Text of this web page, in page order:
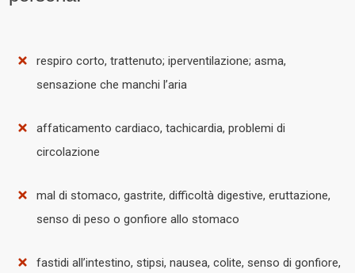
respiro corto, trattenuto; iperventilazione; asma,
sensazione che manchi l’aria
affaticamento cardiaco, tachicardia, problemi di
circolazione
mal di stomaco, gastrite, difficoltà digestive, eruttazione,
senso di peso o gonfiore allo stomaco
fastidi all’intestino, stipsi, nausea, colite, senso di gonfiore,